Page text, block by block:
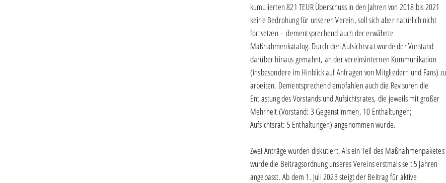
kumulierten 821 TEUR Überschuss in den Jahren von 2018 bis 2021
keine Bedrohung für unseren Verein, soll sich aber natürlich nicht
fortsetzen – dementsprechend auch der erwähnte
Maßnahmenkatalog. Durch den Aufsichtsrat wurde der Vorstand
darüber hinaus gemahnt, an der vereinsinternen Kommunikation
(insbesondere im Hinblick auf Anfragen von Mitgliedern und Fans) zu
arbeiten. Dementsprechend empfahlen auch die Revisoren die
Entlastung des Vorstands und Aufsichtsrates, die jeweils mit großer
Mehrheit (Vorstand: 3 Gegenstimmen, 10 Enthaltungen;
Aufsichtsrat: 5 Enthaltungen) angenommen wurde.
Zwei Anträge wurden diskutiert. Als ein Teil des Maßnahmenpaketes
wurde die Beitragsordnung unseres Vereins erstmals seit 5 Jahren
angepasst. Ab dem 1. Juli 2023 steigt der Beitrag für aktive